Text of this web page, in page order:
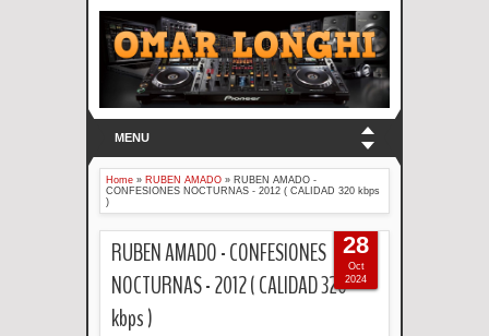
MENU
Home » RUBEN AMADO » RUBEN AMADO -
CONFESIONES NOCTURNAS - 2012 ( CALIDAD 320 kbps
)
RUBEN AMADO - CONFESIONES
NOCTURNAS - 2012 ( CALIDAD 320
kbps )
28
Oct
2024